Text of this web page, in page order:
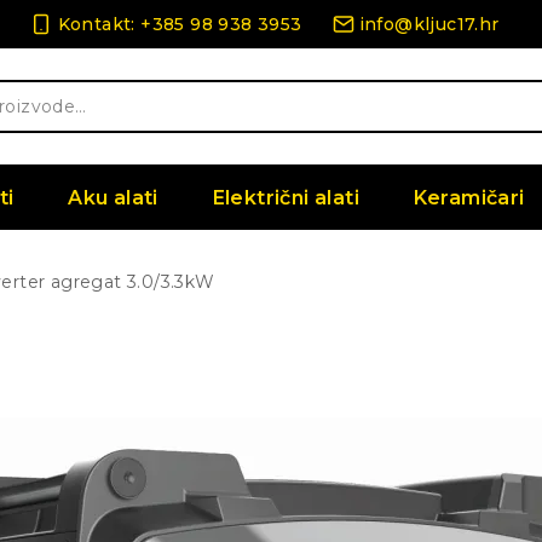
Kontakt: +385 98 938 3953 info@kljuc17.hr
Aku alati Električni alati Keramičari
agregat 3.0/3.3kW